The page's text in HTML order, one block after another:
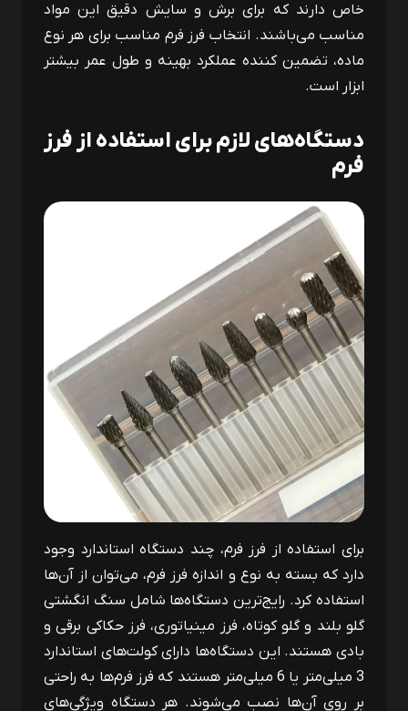
خاص دارند که برای برش و سایش دقیق این مواد
مناسب می‌باشند. انتخاب فرز فرم مناسب برای هر نوع
ماده، تضمین کننده عملکرد بهینه و طول عمر بیشتر
ابزار است.
دستگاه‌های لازم برای استفاده از فرز
فرم
برای استفاده از فرز فرم، چند دستگاه استاندارد وجود
دارد که بسته به نوع و اندازه فرز فرم، می‌توان از آن‌ها
استفاده کرد. رایج‌ترین دستگاه‌ها شامل سنگ انگشتی
گلو بلند و گلو کوتاه، فرز مینیاتوری، فرز حکاکی برقی و
بادی هستند. این دستگاه‌ها دارای کولت‌های استاندارد
3 میلی‌متر یا 6 میلی‌متر هستند که فرز فرم‌ها به راحتی
بر روی آن‌ها نصب می‌شوند. هر دستگاه ویژگی‌های